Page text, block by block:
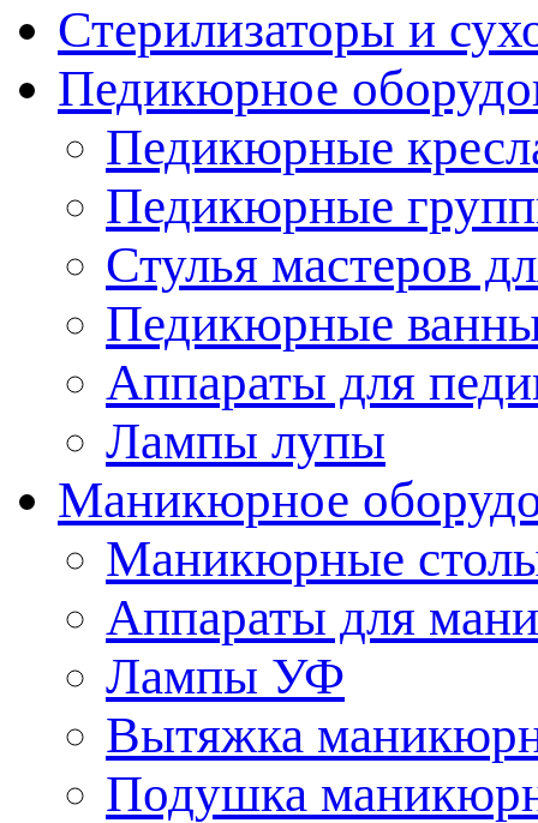
Стерилизаторы и
Педикюрное
Педикюрные
Педикюрные
Стулья мастеров
Педикюрные
Аппараты для
Лампы лупы
Маникюрное
Маникюрные
Аппараты для
Лампы УФ
Вытяжка
Подушка